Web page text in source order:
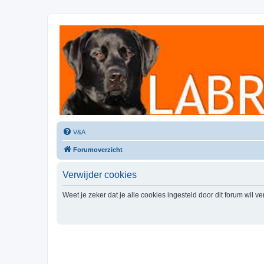
Labradorforum
Het gezelligste Labradorforum van Nederland en België!
V&A
Forumoverzicht
Verwijder cookies
Weet je zeker dat je alle cookies ingesteld door dit forum wil